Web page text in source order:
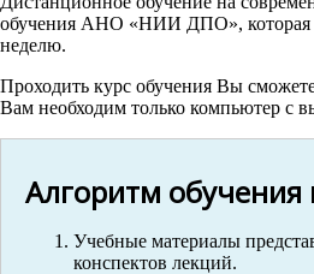
обучения АНО «НИИ ДПО», которая
неделю.
Проходить курс обучения Вы
Вам необходим только компьютер с
Алгоритм
Учебные материалы
конспектов лекций.